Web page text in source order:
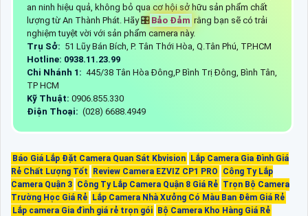
an ninh hiệu quả, không bỏ qua cơ hội sở hữu sản phẩm chất
lượng từ An Thành Phát. Hãy 🎛 Bảo Đảm rằng bạn sẽ có trải
nghiệm tuyệt vời với sản phẩm camera này.
Trụ Sở: 51 Lũy Bán Bích, P. Tân Thới Hòa, Q.Tân Phú, TP.HCM
Hotline: 0938.11.23.99
Chi Nhánh 1: 445/38 Tân Hòa Đông,P Bình Trị Đông, Bình Tân,
TP HCM
Kỹ Thuật: 0906.855.330
Điện Thoại: (028) 6688.4949
Báo Giá Lắp Đặt Camera Quan Sát Kbvision Lắp Camera Gia Đình Giá
Rẻ Chất Lượng Tốt
Review Camera EZVIZ CP1 PRO
Công Ty Lắp
Camera Quận 3 Công Ty Lắp Camera Quận 8 Giá Rẻ Trọn Bộ Camera
Trường Học Giá Rẻ Lắp Camera Nhà Xưởng Có Màu Ban Đêm Giá Rẻ
Lắp camera Gia đình giá rẻ trọn gói Bộ Camera Kho Hàng Giá Rẻ